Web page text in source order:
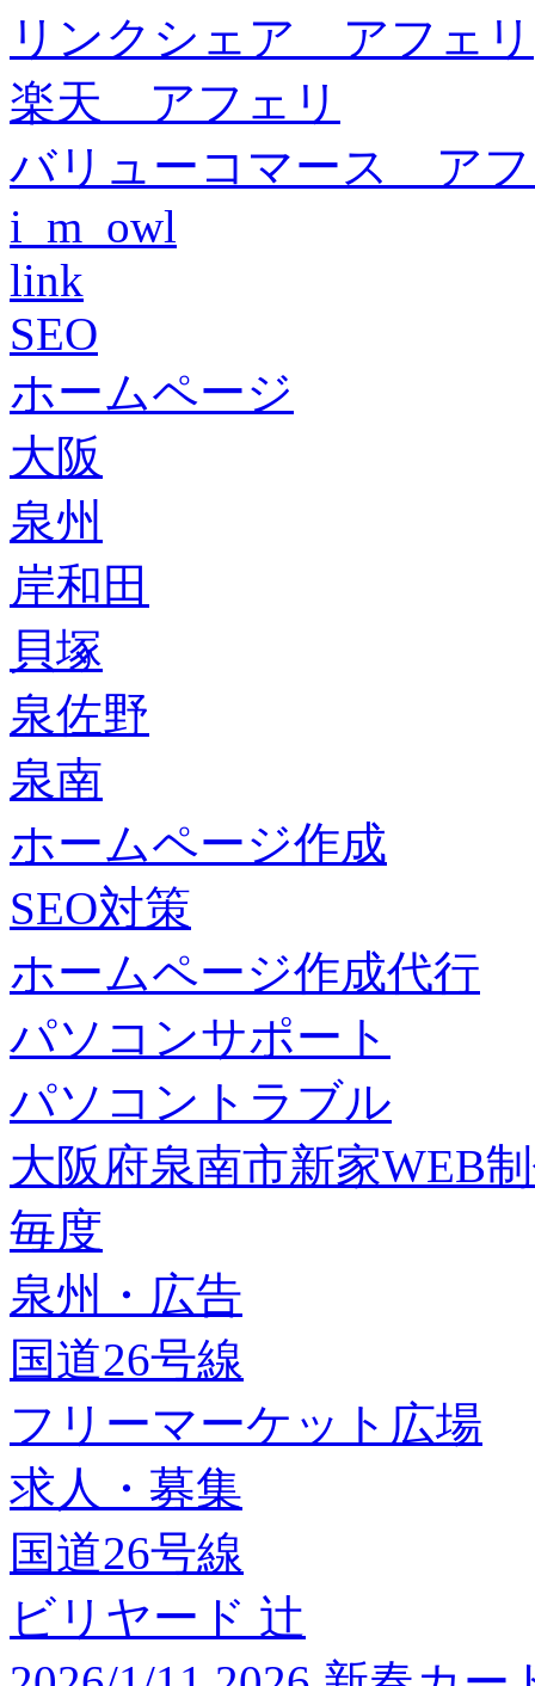
リンクシェア アフェリ
楽天 アフェリ
バリューコマース ア
i_m_owl
link
SEO
ホームページ
大阪
泉州
岸和田
貝塚
泉佐野
泉南
ホームページ作成
SEO対策
ホームページ作成代行
パソコンサポート
パソコントラブル
大阪府泉南市新家WEB
毎度
泉州・広告
国道26号線
フリーマーケット広場
求人・募集
国道26号線
ビリヤード 辻